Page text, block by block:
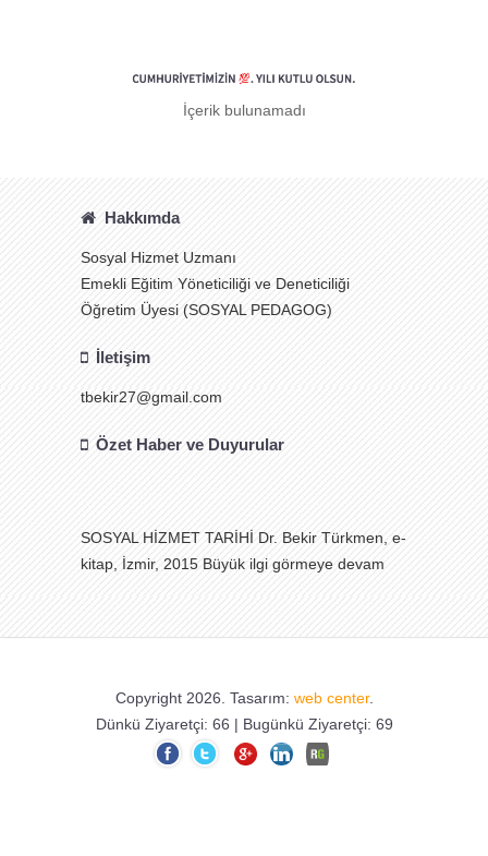
İçerik bulunamadı
Hakkımda
Sosyal Hizmet Uzmanı
Emekli Eğitim Yöneticiliği ve Deneticiliği
Öğretim Üyesi (SOSYAL PEDAGOG)
İletişim
tbekir27@gmail.com
Özet Haber ve Duyurular
SOSYAL HİZMET TARİHİ Dr. Bekir Türkmen, e-
kitap, İzmir, 2015 Büyük ilgi görmeye devam
etmektedir.
Cumhurbaşkanımız Sayın Recep Tayyip
ERDOĞAN kazandı. Zat-ı Devletlerini ve Büyük
Türk Milletini tebrik ediyorum. Hayırlı olsun.
Copyright 2026. Tasarım: web center.
Dünkü Ziyaretçi: 66 | Bugünkü Ziyaretçi: 69